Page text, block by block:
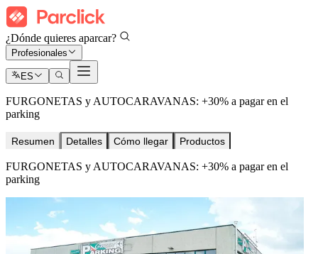
¿Dónde quieres aparcar?
Profesionales
ES
FURGONETAS y AUTOCARAVANAS: +30% a pagar en el
parking
Resumen Detalles Cómo llegar Productos
FURGONETAS y AUTOCARAVANAS: +30% a pagar en el
parking